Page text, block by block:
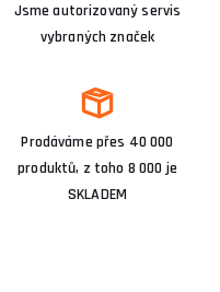
Jsme autorizovaný servis
vybraných značek
Prodáváme přes 40 000
produktů, z toho 8 000 je
SKLADEM